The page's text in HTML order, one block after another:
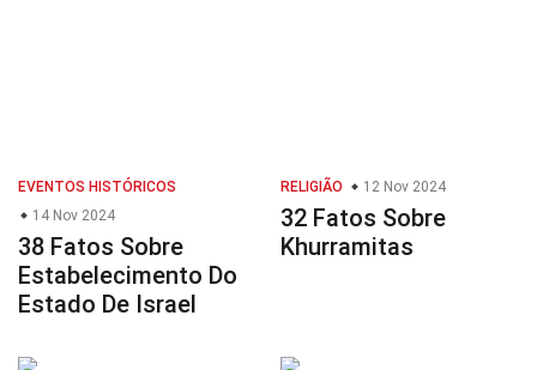
EVENTOS HISTÓRICOS
14 Nov 2024
38 Fatos Sobre
Estabelecimento Do
Estado De Israel
RELIGIÃO 12 Nov 2024
32 Fatos Sobre
Khurramitas